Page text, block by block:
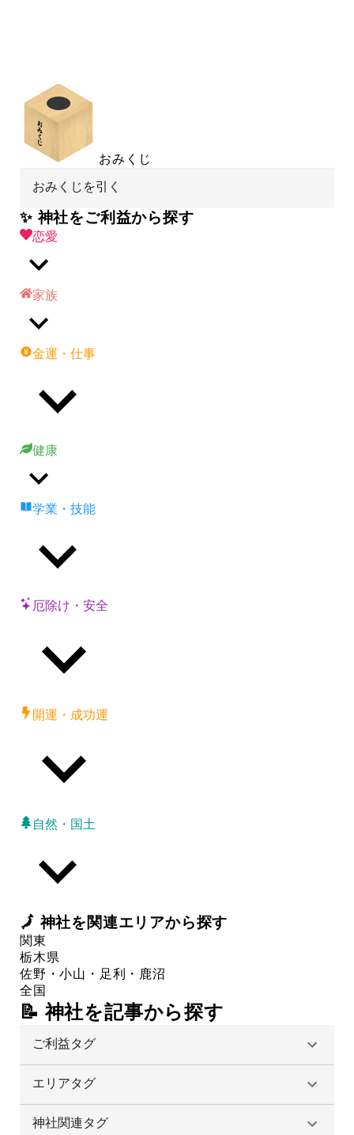
おみくじ
おみくじを引く
✨ 神社をご利益から探す
恋愛
家族
金運・仕事
健康
学業・技能
厄除け・安全
開運・成功運
自然・国土
🗾神社を関連エリアから探す
関東
栃木県
佐野・小山・足利・鹿沼
全国
📝 神社を記事から探す
ご利益タグ
エリアタグ
神社関連タグ